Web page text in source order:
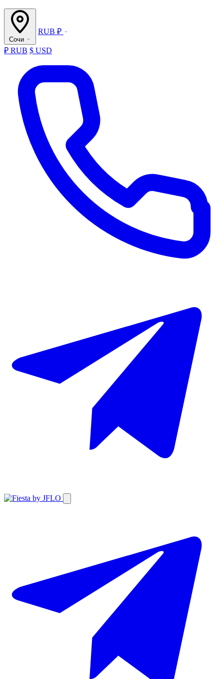
Сочи
RUB ₽
₽ RUB $ USD